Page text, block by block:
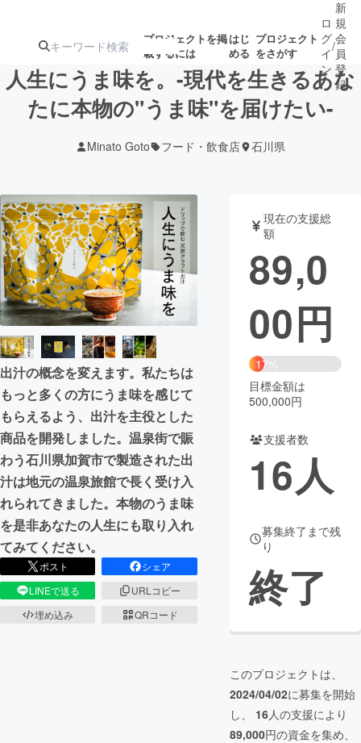
プロジェクトを掲
載するには
はじ
める
プロジェクト
をさがす
ターン
ジェクト
募集終了が近いプ
ロジェクト
アート・写真 音楽
テクノロジー・ガジェット ゲーム・
映像・映画 書籍・雑誌
ビジネス・起業 チャレンジ
まちづくり・地域活性化
CAMPFIRE for Social Good
CAMPFIRE Creation
CAMPFIREふるさと納税machi-ya コミュニティ
ロ
グ
イ
ン
/
新
規
会
員
登
録
人生にうま味を。-現代を生きるあな
たに本物の"うま味"を届けたい-
Minato Goto フード・飲食店 石川県
出汁の概念を変えます。私たちは
もっと多くの方にうま味を感じて
もらえるよう、出汁を主役とした
商品を開発しました。温泉街で賑
わう石川県加賀市で製造された出
汁は地元の温泉旅館で長く受け入
れられてきました。本物のうま味
を是非あなたの人生にも取り入れ
てみてください。
ポスト
シェア
LINEで送る
URLコピー
埋め込み
QRコード
現在の支援総
額
89,0
00円
17%
目標金額は
500,000円
支援者数
16人
募集終了まで残
り
終了
このプロジェクトは、
2024/04/02に募集を開始
し、 16人の支援により
89,000円の資金を集め、